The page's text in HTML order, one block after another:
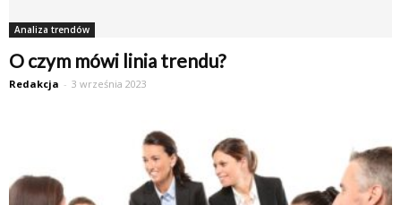
Analiza trendów
O czym mówi linia trendu?
Redakcja - 3 września 2023